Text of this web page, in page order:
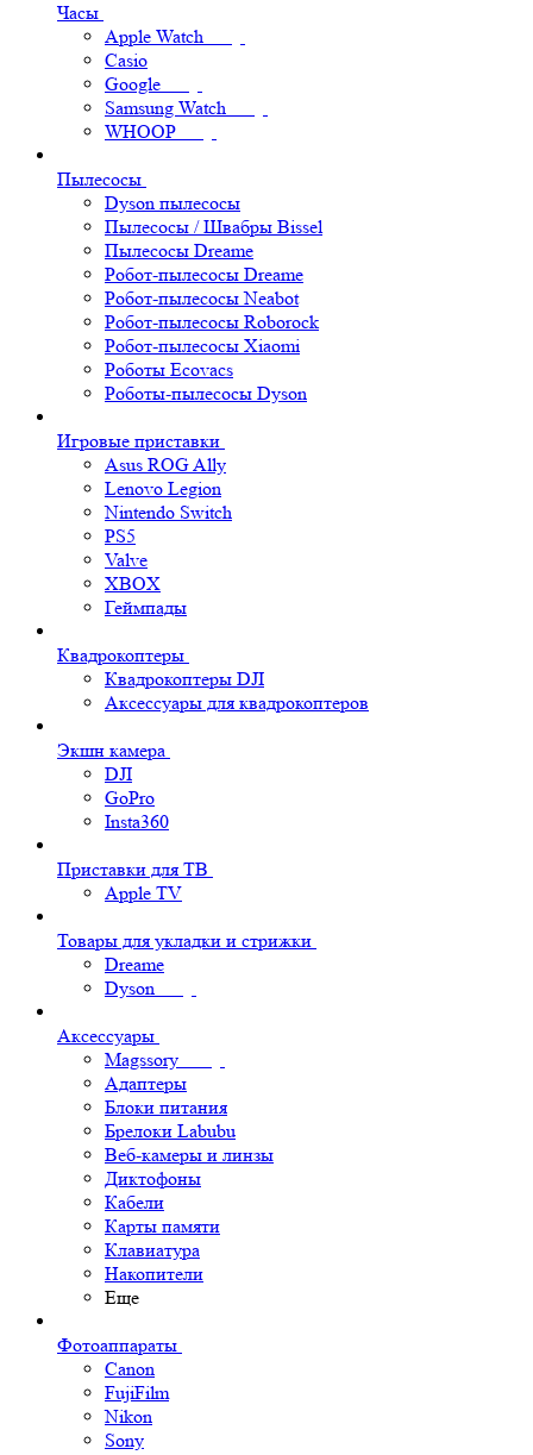
Часы
Apple Watch
Casio
Google
Samsung Watch
WHOOP
Пылесосы
Dyson пылесосы
Пылесосы / Швабры Bissel
Пылесосы Dreame
Робот-пылесосы Dreame
Робот-пылесосы Neabot
Робот-пылесосы Roborock
Робот-пылесосы Xiaomi
Роботы Ecovacs
Роботы-пылесосы Dyson
Игровые приставки
Asus ROG Ally
Lenovo Legion
Nintendo Switch
PS5
Valve
XBOX
Геймпады
Квадрокоптеры
Квадрокоптеры DJI
Аксессуары для квадрокоптеров
Экшн камера
DJI
GoPro
Insta360
Приставки для ТВ
Apple TV
Товары для укладки и стрижки
Dreame
Dyson
Аксессуары
Magssory
Адаптеры
Блоки питания
Брелоки Labubu
Веб-камеры и линзы
Диктофоны
Кабели
Карты памяти
Клавиатура
Накопители
Еще
Фотоаппараты
Canon
FujiFilm
Nikon
Sony